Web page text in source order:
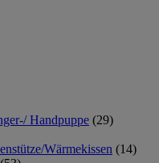
Handpuppe (29)
Wärmekissen (14)